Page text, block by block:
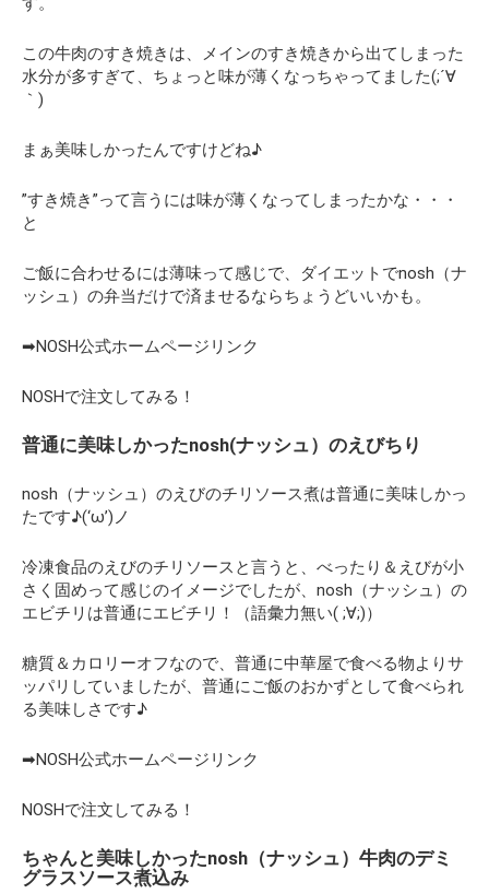
この牛肉のすき焼きは、メインのすき焼きから出てしまった
水分が多すぎて、ちょっと味が薄くなっちゃってました(;´∀
｀)
まぁ美味しかったんですけどね♪
”すき焼き”って言うには味が薄くなってしまったかな・・・
と
ご飯に合わせるには薄味って感じで、ダイエットでnosh（ナ
ッシュ）の弁当だけで済ませるならちょうどいいかも。
➡NOSH公式ホームページリンク
NOSHで注文してみる！
普通に美味しかったnosh(ナッシュ）のえびちり
nosh（ナッシュ）のえびのチリソース煮は普通に美味しかっ
たです♪(‘ω’)ノ
冷凍食品のえびのチリソースと言うと、べったり＆えびが小
さく固めって感じのイメージでしたが、nosh（ナッシュ）の
エビチリは普通にエビチリ！（語彙力無い( ;∀;)）
糖質＆カロリーオフなので、普通に中華屋で食べる物よりサ
ッパリしていましたが、普通にご飯のおかずとして食べられ
る美味しさです♪
➡NOSH公式ホームページリンク
NOSHで注文してみる！
ちゃんと美味しかったnosh（ナッシュ）牛肉のデミ
グラスソース煮込み